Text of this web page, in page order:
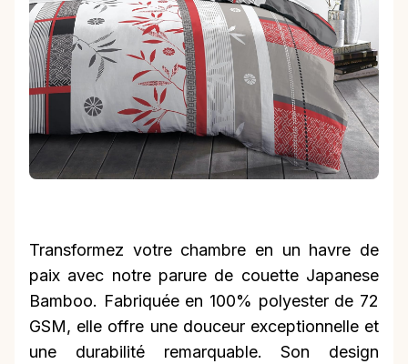
Transformez votre chambre en un havre de
paix avec notre parure de couette Japanese
Bamboo. Fabriquée en 100% polyester de 72
GSM, elle offre une douceur exceptionnelle et
une durabilité remarquable. Son design